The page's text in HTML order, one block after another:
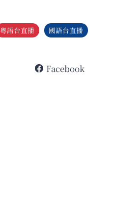
粵語台直播 國語台直播
Facebook